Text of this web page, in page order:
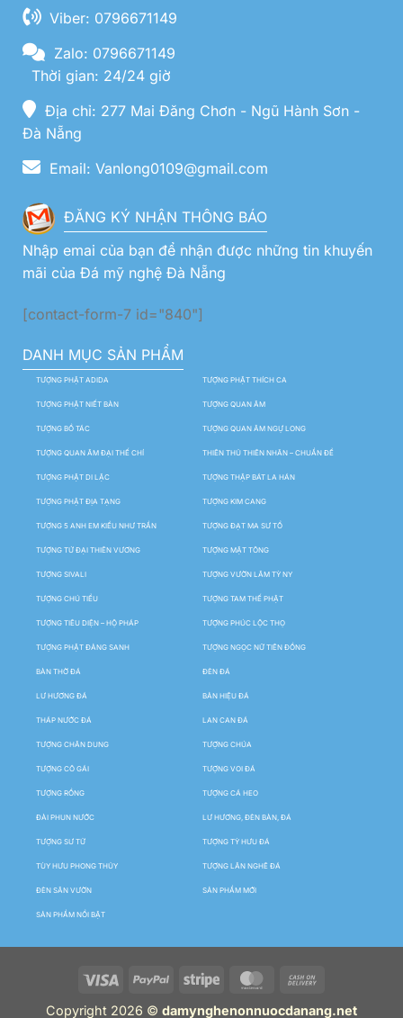
Viber: 0796671149
Zalo: 0796671149
Thời gian: 24/24 giờ
Địa chỉ: 277 Mai Đăng Chơn - Ngũ Hành Sơn -
Đà Nẵng
Email: Vanlong0109@gmail.com
ĐĂNG KÝ NHẬN THÔNG BÁO
Nhập emai của bạn để nhận được những tin khuyến
mãi của Đá mỹ nghệ Đà Nẵng
[contact-form-7 id="840"]
DANH MỤC SẢN PHẨM
TƯỢNG PHẬT ADIDA TƯỢNG PHẬT THÍCH CA
TƯỢNG PHẬT NIẾT BÀN TƯỢNG QUAN ÂM
TƯỢNG BỒ TÁC TƯỢNG QUAN ÂM NGỰ LONG
TƯỢNG QUAN ÂM ĐẠI THẾ CHÍ THIÊN THỦ THIÊN NHÃN – CHUẨN ĐỀ
TƯỢNG PHẬT DI LẶC TƯỢNG THẬP BÁT LA HÁN
TƯỢNG PHẬT ĐỊA TẠNG TƯỢNG KIM CANG
TƯỢNG 5 ANH EM KIỀU NHƯ TRẦN TƯỢNG ĐẠT MA SƯ TỔ
TƯỢNG TỨ ĐẠI THIÊN VƯƠNG TƯỢNG MẬT TÔNG
TƯỢNG SIVALI TƯỢNG VƯỜN LÂM TỲ NY
TƯỢNG CHÚ TIỂU TƯỢNG TAM THẾ PHẬT
TƯỢNG TIÊU DIỆN – HỘ PHÁP TƯỢNG PHÚC LỘC THỌ
TƯỢNG PHẬT ĐẢNG SANH TƯỢNG NGỌC NỮ TIÊN ĐỒNG
BÀN THỜ ĐÁ ĐÈN ĐÁ
LƯ HƯƠNG ĐÁ BẢN HIỆU ĐÁ
THÁP NƯỚC ĐÁ LAN CAN ĐÁ
TƯỢNG CHÂN DUNG TƯỢNG CHÚA
TƯỢNG CÔ GÁI TƯỢNG VOI ĐÁ
TƯỢNG RỒNG TƯỢNG CÁ HEO
ĐÀI PHUN NƯỚC LƯ HƯƠNG, ĐÈN BÀN, ĐÁ
TƯỢNG SƯ TỬ TƯỢNG TỲ HƯU ĐÁ
TÙY HƯU PHONG THỦY TƯỢNG LÂN NGHÊ ĐÁ
ĐÈN SÂN VƯỜN SẢN PHẨM MỚI
SẢN PHẨM NỔI BẬT
Copyright 2026 © damynghenonnuocdanang.net